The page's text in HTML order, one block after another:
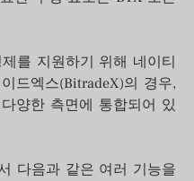
를 지원하기 위해 네이티
드엑스(BitradeX)의 경우,
양한 측면에 통합되어 있
다음과 같은 여러 기능을